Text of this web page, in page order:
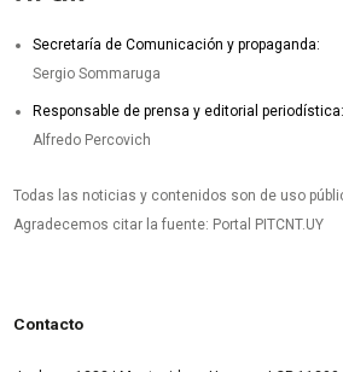
Secretaría de Comunicación y propaganda:
Sergio Sommaruga
Responsable de prensa y editorial periodística:
Alfredo Percovich
Todas las noticias y contenidos son de uso
Agradecemos citar la fuente: Portal PITCNT.UY
Contacto